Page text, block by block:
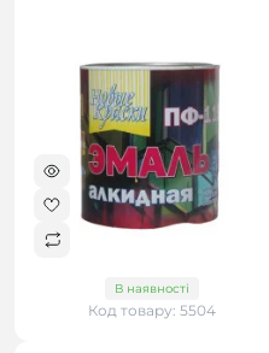
В наявності
Код товару: 5504